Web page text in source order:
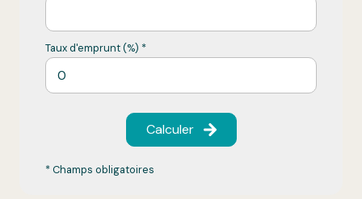
Taux d'emprunt (%) *
Calculer
* Champs obligatoires